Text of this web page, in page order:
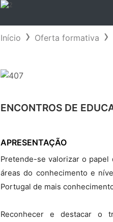
Início Oferta formativa
ENCONTROS DE
APRESENTAÇÃO
Pretende-se valorizar o papel
áreas do conhecimento e
Portugal de mais
Reconhecer e destacar o